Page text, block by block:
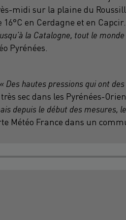
midi sur la plaine du
en Cerdagne et en
la Catalogne, tout le
Pyrénées.
« Des hautes pressions qui ont
sec dans les Pyrénées-
depuis le début des mesures,
Météo France dans un